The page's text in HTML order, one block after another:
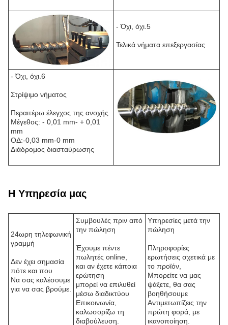
- Όχι, όχι.5
Τελικά νήματα επεξεργασίας
- Όχι, όχι.6
Στρίψιμο νήματος
Περαιτέρω έλεγχος της ανοχής
Μέγεθος: - 0,01 mm- + 0,01
mm
ΟΔ:-0,03 mm-0 mm
Διάδρομος διασταύρωσης
Η Υπηρεσία μας
24ωρη τηλεφωνική
γραμμή
Δεν έχει σημασία
πότε και που
Να σας καλέσουμε
για να σας βρούμε.
Συμβουλές πριν από
την πώληση
Έχουμε πέντε
πωλητές online,
και αν έχετε κάποια
ερώτηση
μπορεί να επιλυθεί
μέσω διαδικτύου
Επικοινωνία,
καλωσορίζω τη
διαβούλευση.
Υπηρεσίες μετά την
πώληση
Πληροφορίες
ερωτήσεις σχετικά με
το προϊόν,
Μπορείτε να μας
ψάξετε, θα σας
βοηθήσουμε
Αντιμετωπίζεις την
πρώτη φορά, με
ικανοποίηση.